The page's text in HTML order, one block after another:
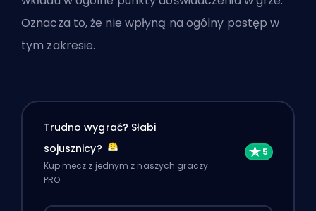
Oznacza to, że nie wpłyną na ogólny postęp w
tym zakresie.
Trudno wygrać? Słabi
sojusznicy?
Kup mecz z jednym z naszych graczy
PRO.